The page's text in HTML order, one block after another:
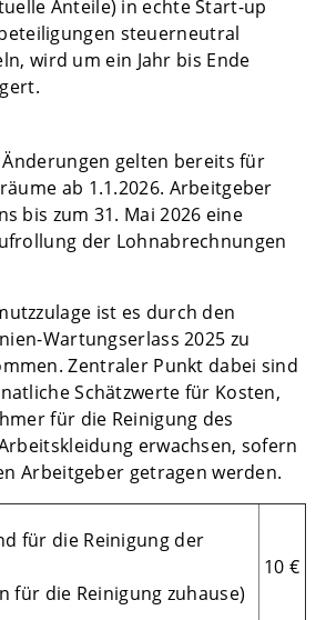
Anteile) in echte Start-up
steuerneutral
wird um ein Jahr bis Ende
gelten bereits für
ab 1.1.2026. Arbeitgeber
bis zum 31. Mai 2026 eine
der Lohnabrechnungen
ist es durch den
Wartungserlass 2025 zu
Zentraler Punkt dabei sind
Schätzwerte für Kosten,
für die Reinigung des
erwachsen, sofern
Arbeitgeber getragen werden.
für die Reinigung der
für die Reinigung zuhause)
10 €